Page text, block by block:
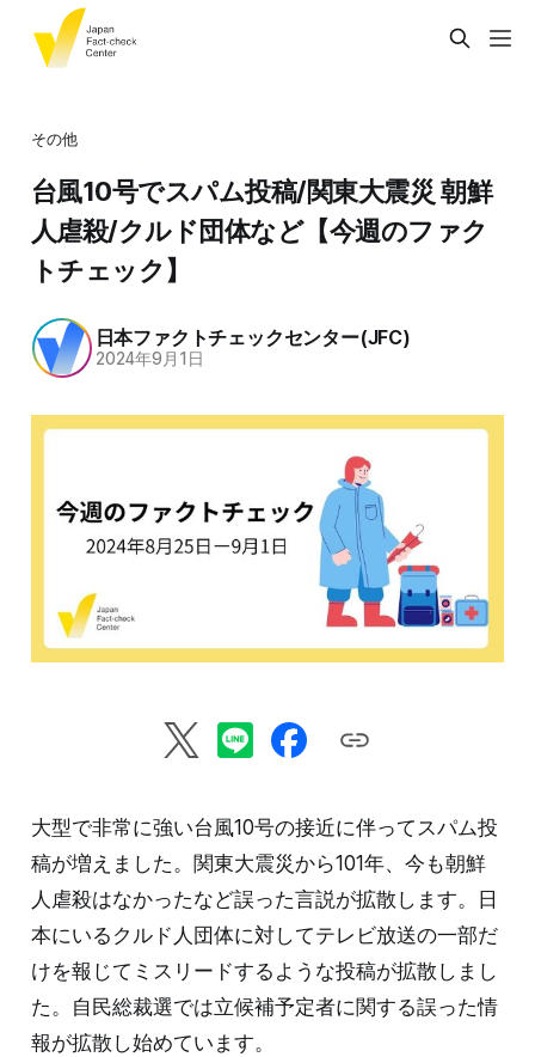
その他
台風10号でスパム投稿/関東大震災 朝鮮
人虐殺/クルド団体など【今週のファク
トチェック】
日本ファクトチェックセンター(JFC)
2024年9月1日
大型で非常に強い台風10号の接近に伴ってスパム投
稿が増えました。関東大震災から101年、今も朝鮮
人虐殺はなかったなど誤った言説が拡散します。日
本にいるクルド人団体に対してテレビ放送の一部だ
けを報じてミスリードするような投稿が拡散しまし
た。自民総裁選では立候補予定者に関する誤った情
報が拡散し始めています。